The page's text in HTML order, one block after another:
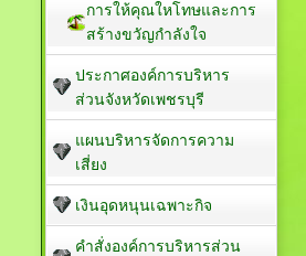
การให้คุณใหโทษและการ
สร้างขวัญกำลังใจ
ประกาศองค์การบริหาร
ส่วนจังหวัดเพชรบุรี
แผนบริหารจัดการความ
เสี่ยง
เงินอุดหนุนเฉพาะกิจ
คำสั่งองค์การบริหารส่วน